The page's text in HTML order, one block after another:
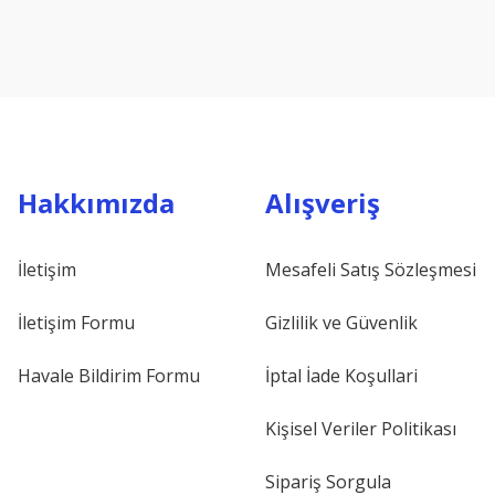
Hakkımızda
İletişim
İletişim Formu
Havale Bildirim Formu
Alışveriş
Mesafeli Satış Sözleşmesi
Gizlilik ve Güvenlik
İptal İade Koşullari
Kişisel Veriler Politikası
Sipariş Sorgula